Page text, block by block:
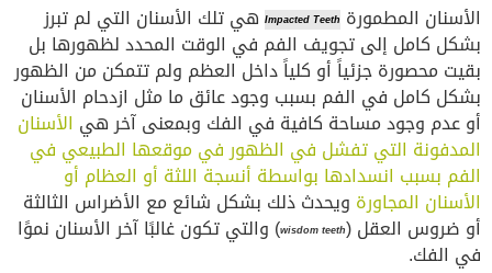
الأسنان المطمورة Impacted Teeth هي تلك الأسنان التي لم تبرز
بشكل كامل إلى تجويف الفم في الوقت المحدد لظهورها بل
بقيت محصورة جزئياً أو كلياً داخل العظم ولم تتمكن من الظهور
بشكل كامل في الفم بسبب وجود عائق ما مثل ازدحام الأسنان
أو عدم وجود مساحة كافية في الفك وبمعنى آخر هي الأسنان
المدفونة التي تفشل في الظهور في موقعها الطبيعي في
الفم بسبب انسدادها بواسطة أنسجة اللثة أو العظام أو
الأسنان المجاورة ويحدث ذلك بشكل شائع مع الأضراس الثالثة
أو ضروس العقل (wisdom teeth) والتي تكون غالبًا آخر الأسنان نموًا
في الفك.